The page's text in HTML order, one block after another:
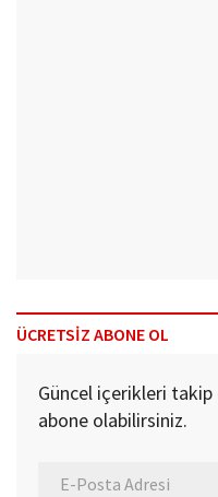
ÜCRETSİZ ABONE OL
Güncel içerikleri
abone olabilirsiniz.